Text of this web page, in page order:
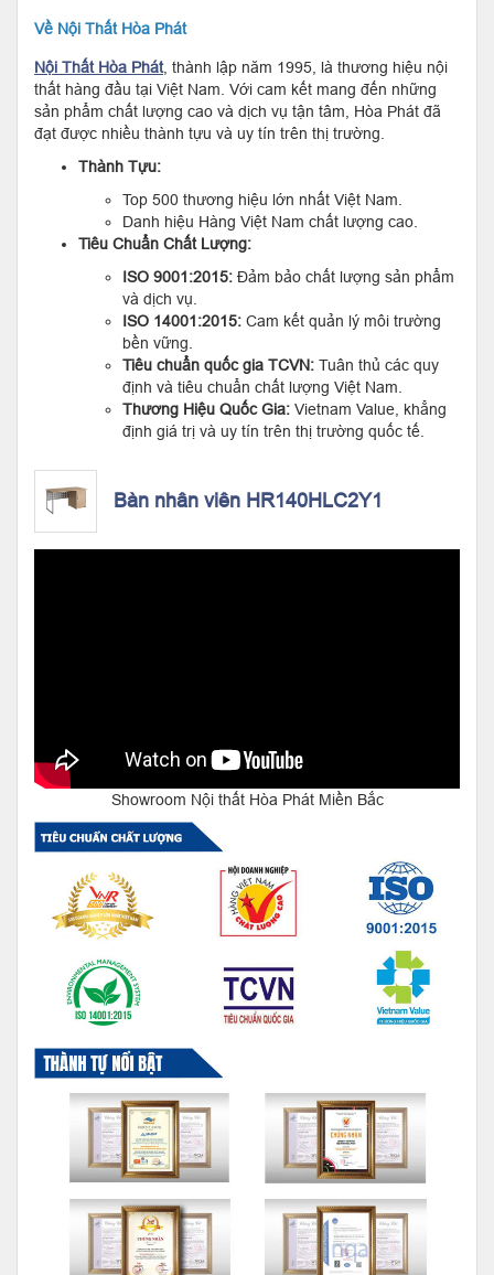
Về Nội Thất Hòa Phát
Nội Thất Hòa Phát, thành lập năm 1995, là thương hiệu nội
thất hàng đầu tại Việt Nam. Với cam kết mang đến những
sản phẩm chất lượng cao và dịch vụ tận tâm, Hòa Phát đã
đạt được nhiều thành tựu và uy tín trên thị trường.
Thành Tựu:
Top 500 thương hiệu lớn nhất Việt Nam.
Danh hiệu Hàng Việt Nam chất lượng cao.
Tiêu Chuẩn Chất Lượng:
ISO 9001:2015: Đảm bảo chất lượng sản phẩm
và dịch vụ.
ISO 14001:2015: Cam kết quản lý môi trường
bền vững.
Tiêu chuẩn quốc gia TCVN: Tuân thủ các quy
định và tiêu chuẩn chất lượng Việt Nam.
Thương Hiệu Quốc Gia: Vietnam Value, khẳng
định giá trị và uy tín trên thị trường quốc tế.
Bàn nhân viên HR140HLC2Y1
Showroom Nội thất Hòa Phát Miền Bắc